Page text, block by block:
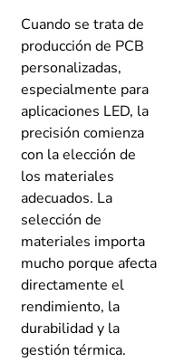
Cuando se trata de
producción de PCB
personalizadas,
especialmente para
aplicaciones LED, la
precisión comienza
con la elección de
los materiales
adecuados. La
selección de
materiales importa
mucho porque afecta
directamente el
rendimiento, la
durabilidad y la
gestión térmica.